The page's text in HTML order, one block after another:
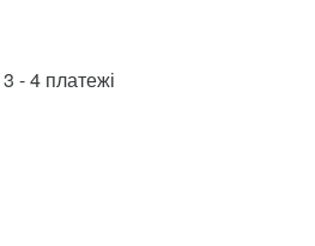
3 - 4 платежі